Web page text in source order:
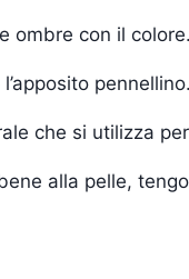
ombre con il colore.
pennellino.
che si utilizza
alla pelle,